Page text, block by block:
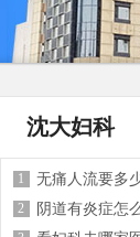
沈大妇科
1 无痛人流要多
2 阴道有炎症怎